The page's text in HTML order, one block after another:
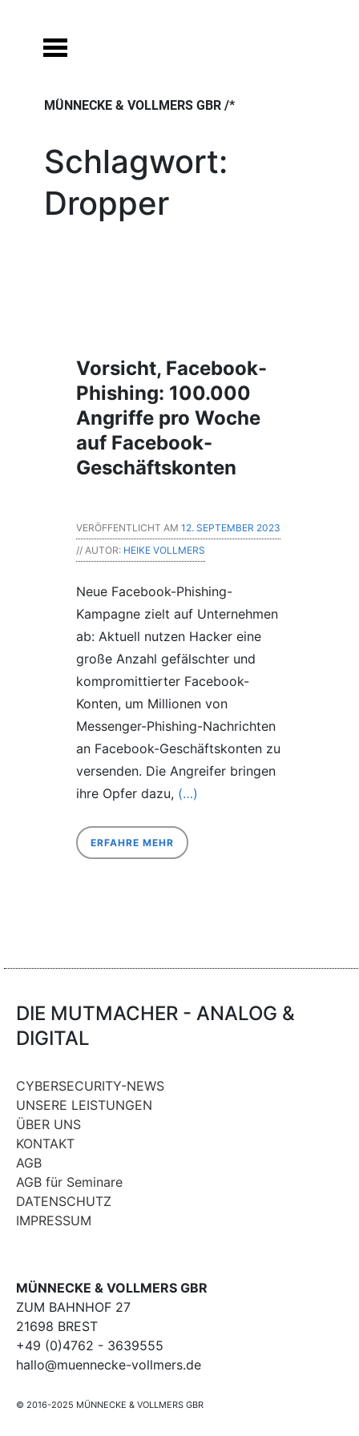
content
MÜNNECKE & VOLLMERS GBR /*
Schlagwort:
Dropper
Vorsicht, Facebook-
Phishing: 100.000
Angriffe pro Woche
auf Facebook-
Geschäftskonten
VERÖFFENTLICHT AM 12. SEPTEMBER 2023
// AUTOR: HEIKE VOLLMERS
Neue Facebook-Phishing-
Kampagne zielt auf Unternehmen
ab: Aktuell nutzen Hacker eine
große Anzahl gefälschter und
kompromittierter Facebook-
Konten, um Millionen von
Messenger-Phishing-Nachrichten
an Facebook-Geschäftskonten zu
versenden. Die Angreifer bringen
ihre Opfer dazu, (…)
ERFAHRE MEHR
DIE MUTMACHER - ANALOG &
DIGITAL
CYBERSECURITY-NEWS
UNSERE LEISTUNGEN
ÜBER UNS
KONTAKT
AGB
AGB für Seminare
DATENSCHUTZ
IMPRESSUM
MÜNNECKE & VOLLMERS GBR
ZUM BAHNHOF 27
21698 BREST
+49 (0)4762 - 3639555
hallo@muennecke-vollmers.de
© 2016-2025 MÜNNECKE & VOLLMERS GBR